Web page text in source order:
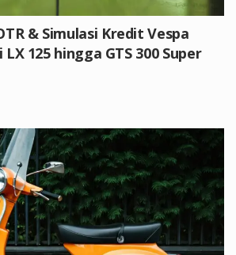
& Simulasi Kredit Vespa
125 hingga GTS 300 Super